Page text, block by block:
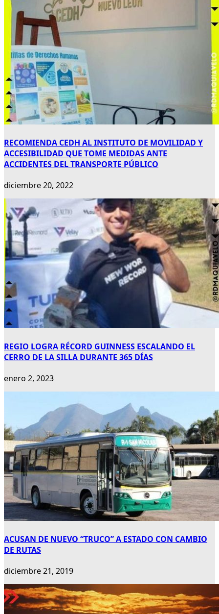
RECOMIENDA CEDH AL INSTITUTO DE MOVILIDAD Y
ACCESIBILIDAD QUE TOME MEDIDAS ANTE
ACCIDENTES DEL TRANSPORTE PÚBLICO
diciembre 20, 2022
REGIO LOGRA RÉCORD GUINNESS ESCALANDO EL
CERRO DE LA SILLA DURANTE 365 DÍAS
enero 2, 2023
ACUSAN DE NUEVO “TRUCO” A ESTADO CON CAMBIO
DE RUTAS
diciembre 21, 2019